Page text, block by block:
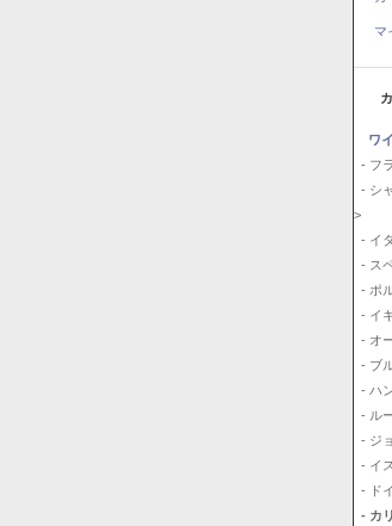
マ
カ
ワ
- フ
- シ
>
- イ
- ス
- ポ
- イ
- オ
- ブ
- ハ
- ル
- ジ
- イ
- ド
- カ